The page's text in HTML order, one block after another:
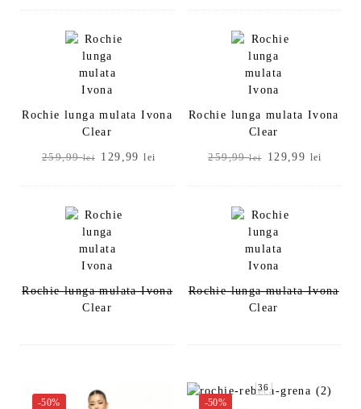
fost:
129,99 lei.
Rochie lunga mulata Ivona
Clear
259,99lei
Prețul
a
129,99lei
este:
Rochie lunga mulata Ivona
Clear
fost:
129,99 lei.
Rochie lunga mulata Ivona
Clear
259,99lei
Prețul
a
129,99 lei
este:
Rochie lunga mulata Ivona
Clear
-50%
36
-50%